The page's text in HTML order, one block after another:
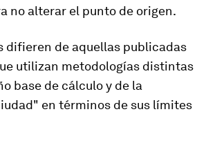
no alterar el punto de origen.
difieren de aquellas publicadas
utilizan metodologías distintas
base de cálculo y de la
en términos de sus límites